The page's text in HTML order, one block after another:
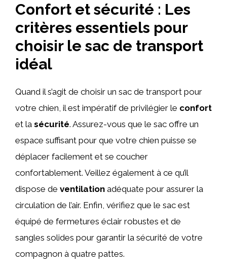
Confort et sécurité : Les
critères essentiels pour
choisir le sac de transport
idéal
Quand il s’agit de choisir un sac de transport pour
votre chien, il est impératif de privilégier le confort
et la sécurité. Assurez-vous que le sac offre un
espace suffisant pour que votre chien puisse se
déplacer facilement et se coucher
confortablement. Veillez également à ce qu’il
dispose de ventilation adéquate pour assurer la
circulation de l’air. Enfin, vérifiez que le sac est
équipé de fermetures éclair robustes et de
sangles solides pour garantir la sécurité de votre
compagnon à quatre pattes.